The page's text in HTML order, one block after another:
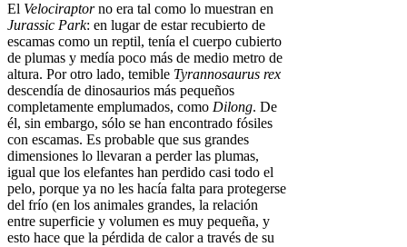
El Velociraptorno era tal como lo muestran en
Jurassic Park: en lugar de estar recubierto de
escamas como un reptil, tenía el cuerpo cubierto
de plumas y medía poco más de medio metro de
altura. Por otro lado, temible Tyrannosaurus rex
descendía de dinosaurios más pequeños
completamente emplumados, como Dilong. De
él, sin embar­go, sólo se han encontrado fósiles
con esca­mas. Es probable que sus grandes
dimensio­nes lo llevaran a perder las plumas,
igual que los elefantes han perdido casi todo el
pelo, porque ya no les hacía falta para protegerse
del frío (en los animales grandes, la relación
entre superficie y volumen es muy pequeña, y
esto hace que la pérdida de calor a través de su